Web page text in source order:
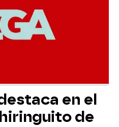
en el
de